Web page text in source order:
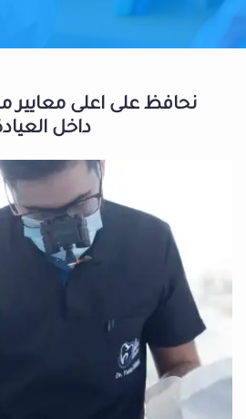
نحافظ على اعلى معايير
داخل